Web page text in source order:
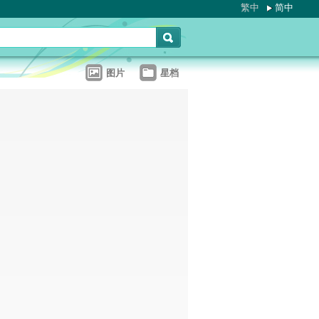
繁中 简中
图片 星档